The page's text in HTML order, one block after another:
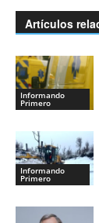
Artículos
Informando
Primero
Informando
Primero